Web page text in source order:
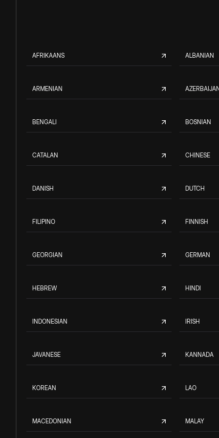
AFRIKAANS ALBANIAN
ARMENIAN
BENGALI BOSNIAN
CATALAN CHINESE
DANISH DUTCH
FILIPINO FINNISH
GEORGIAN GERMAN
HEBREW HINDI
INDONESIAN IRISH
JAVANESE KANNADA
KOREAN LAO
MACEDONIAN MALAY